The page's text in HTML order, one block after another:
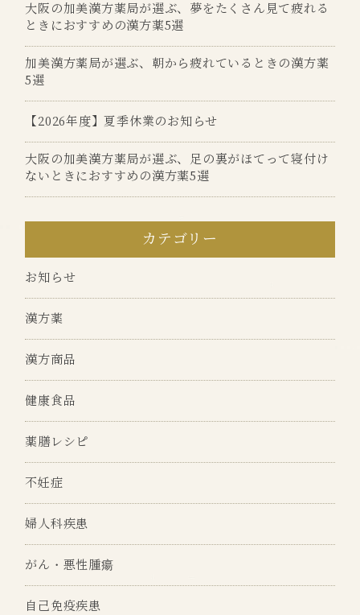
大阪の加美漢方薬局が選ぶ、夢をたくさん見て疲れる
ときにおすすめの漢方薬5選
加美漢方薬局が選ぶ、朝から疲れているときの漢方薬
5選
【2026年度】夏季休業のお知らせ
大阪の加美漢方薬局が選ぶ、足の裏がほてって寝付け
ないときにおすすめの漢方薬5選
カテゴリー
お知らせ
漢方薬
漢方商品
健康食品
薬膳レシピ
不妊症
婦人科疾患
がん・悪性腫瘍
自己免疫疾患